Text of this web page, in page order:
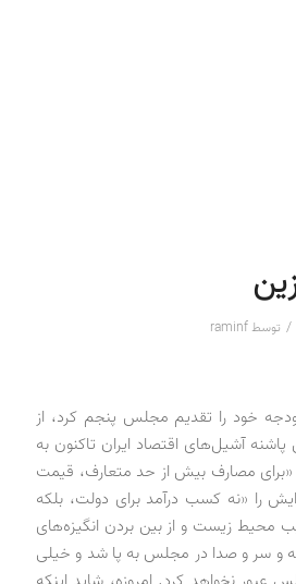
/ توسط raminf
بودجه خود را تقدیم مجلس پنجم کرد، از
آشیل‌های اقتصاد ایران تاکنون به
مصارف بیش از حد متعارف، قیمت
را «نه کسب درآمد برای دولت، بلکه
محیط زیست و از بین بردن انگیزه‌های
و سر و صدا در مجلس به پا شد و خیلی